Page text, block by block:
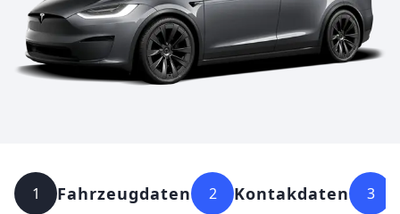
1 Fahrzeugdaten 2 Kontakdaten 3